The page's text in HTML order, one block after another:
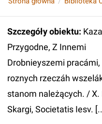
Szczegóły obiektu:
Przygodne, Z Innemi
Drobnieyszemi pracámi,
roznych rzeczáh
stanom należących. / X.
Skargi, Societatis Iesv.